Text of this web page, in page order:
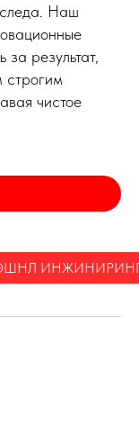
следа. Наш
за результат,
строгим
чистое